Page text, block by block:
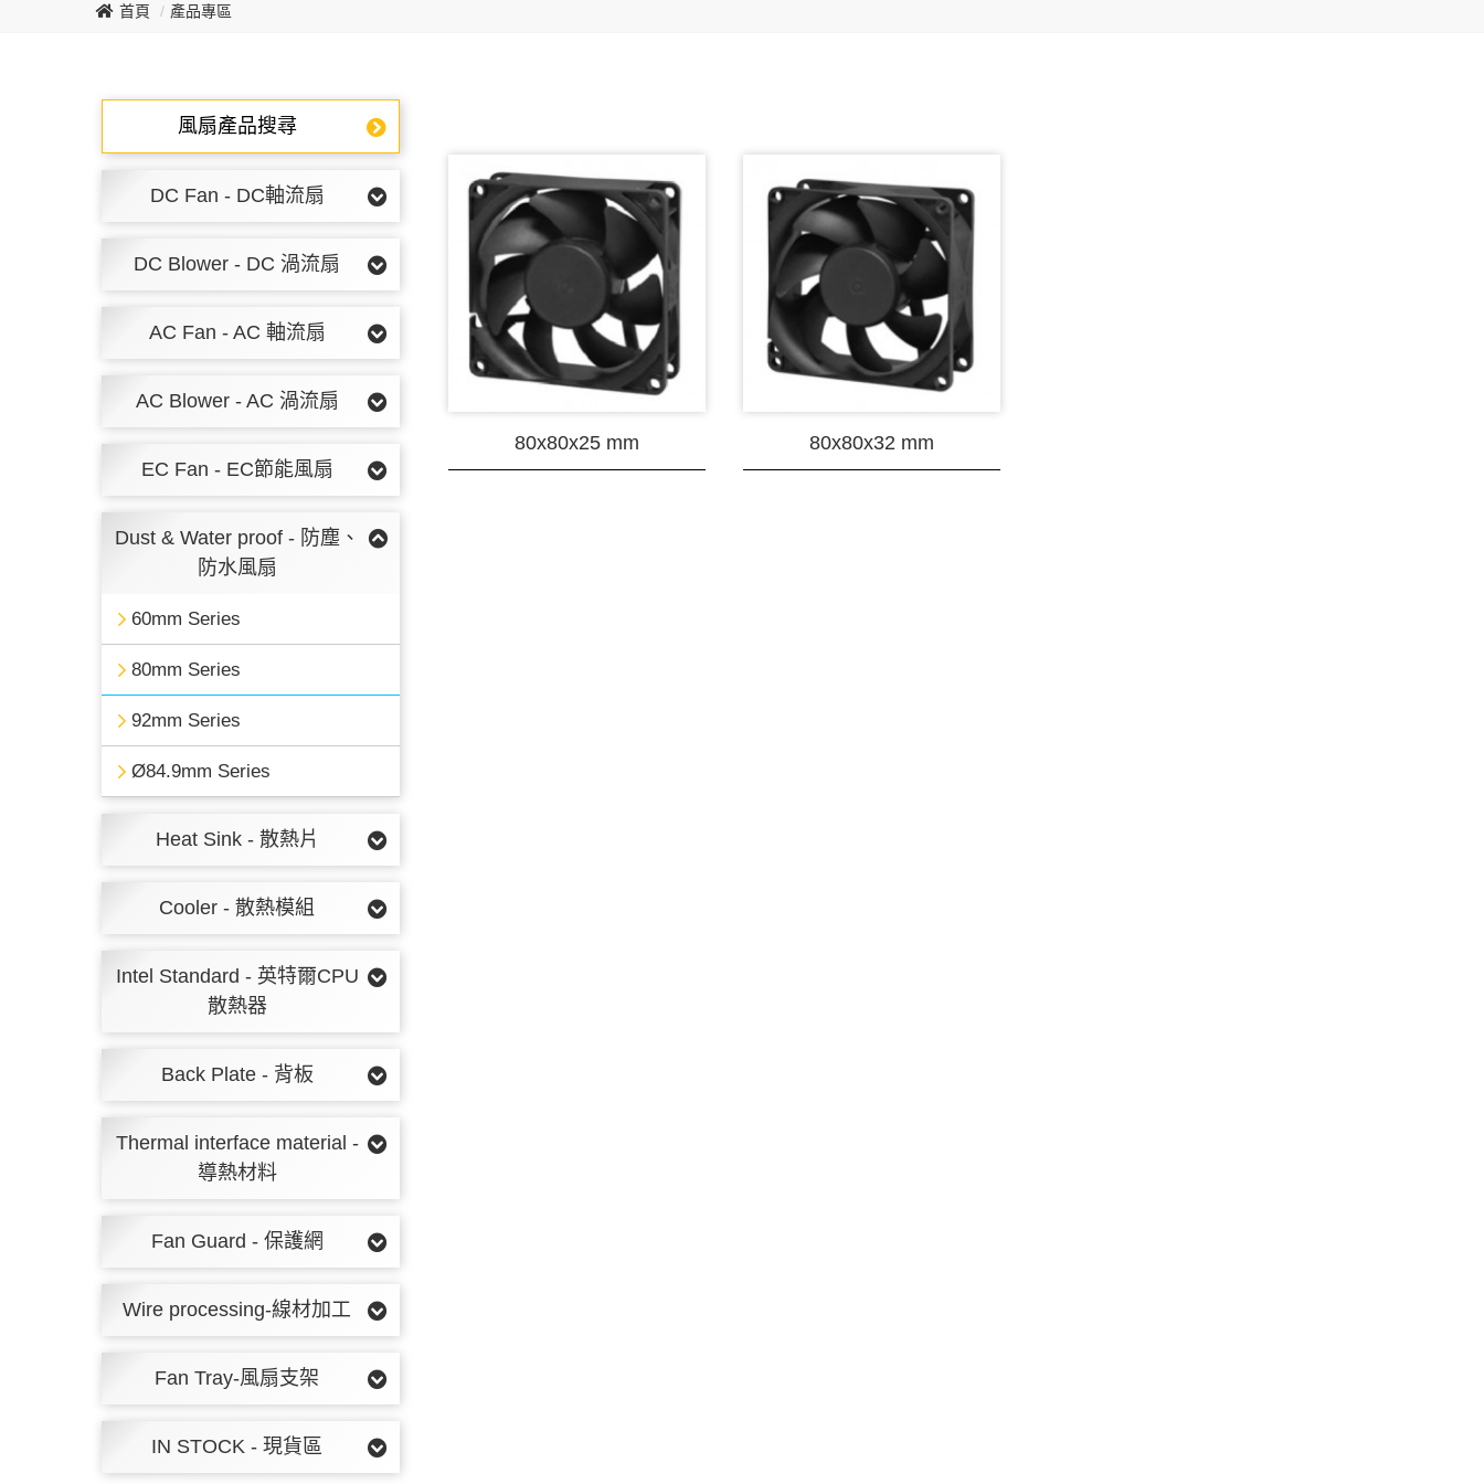
首頁 產品專區
風扇產品搜尋
DC Fan - DC軸流扇
DC Blower - DC 渦流扇
AC Fan - AC 軸流扇
AC Blower - AC 渦流扇
EC Fan - EC節能風扇
Dust & Water proof - 防塵、
防水風扇
60mm Series
80mm Series
92mm Series
Ø84.9mm Series
Heat Sink - 散熱片
Cooler - 散熱模組
Intel Standard - 英特爾CPU
散熱器
Back Plate - 背板
Thermal interface material -
導熱材料
Fan Guard - 保護網
Wire processing-線材加工
Fan Tray-風扇支架
IN STOCK - 現貨區
80x80x25 mm 80x80x32 mm